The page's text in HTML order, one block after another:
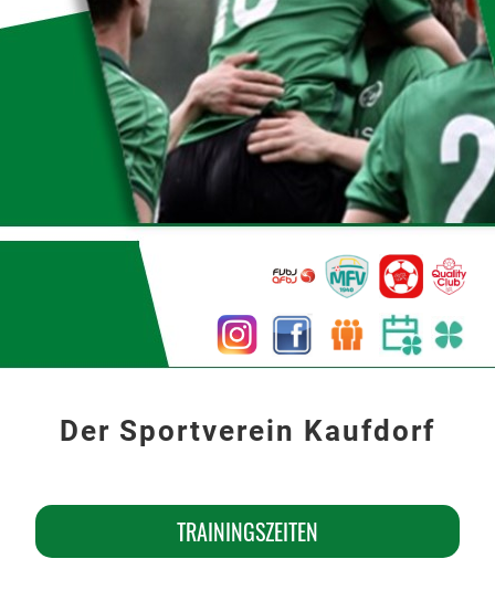
Der Sportverein Kaufdorf
TRAININGSZEITEN